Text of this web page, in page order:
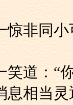
同小
：“你
当灵